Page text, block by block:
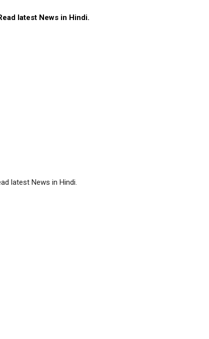
Read latest News in Hindi.
latest News in Hindi.